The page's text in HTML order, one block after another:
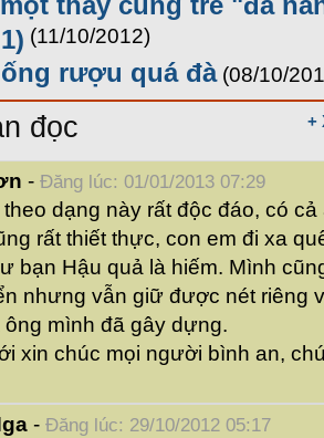
(11/10/2012)
rượu quá đà (08/10/
+
đọc
- Đăng lúc: 01/01/2013 07:29
theo dạng này rất độc đáo, có
rất thiết thực, con em đi xa
bạn Hậu quả là hiếm. Mình
nhưng vẫn giữ được nét riêng
ông mình đã gây dựng.
xin chúc mọi người bình an,
- Đăng lúc: 29/10/2012 05:17